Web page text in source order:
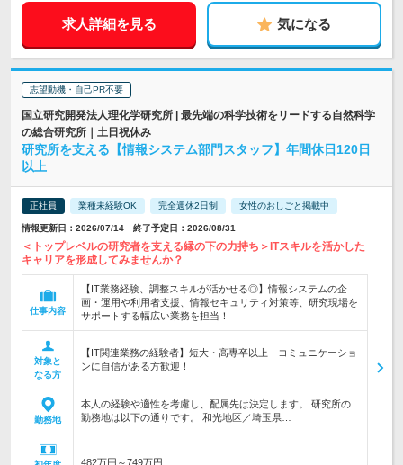
求人詳細を見る 気になる
志望動機・自己PR不要
国立研究開発法人理化学研究所 | 最先端の科学技術をリードする自然科学
の総合研究所｜土日祝休み
研究所を支える【情報システム部門スタッフ】年間休日120日
以上
正社員 業種未経験OK 完全週休2日制 女性のおしごと掲載中
情報更新日：2026/07/14 終了予定日：2026/08/31
＜トップレベルの研究者を支える縁の下の力持ち＞ITスキルを活かした
キャリアを形成してみませんか？
仕事内容
【IT業務経験、調整スキルが活かせる◎】情報システムの企
画・運用や利用者支援、情報セキュリティ対策等、研究現場を
サポートする幅広い業務を担当！
対象と
なる方
【IT関連業務の経験者】短大・高専卒以上｜コミュニケーショ
ンに自信がある方歓迎！
勤務地
本人の経験や適性を考慮し、配属先は決定します。 研究所の
勤務地は以下の通りです。 和光地区／埼玉県…
482万円～749万円